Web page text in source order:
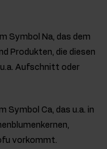
Symbol Na, das dem
Produkten, die diesen
Aufschnitt oder
Symbol Ca, das u.a. in
vorkommt.